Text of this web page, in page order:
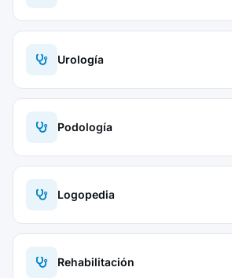
Urología
Podología
Logopedia
Rehabilitación